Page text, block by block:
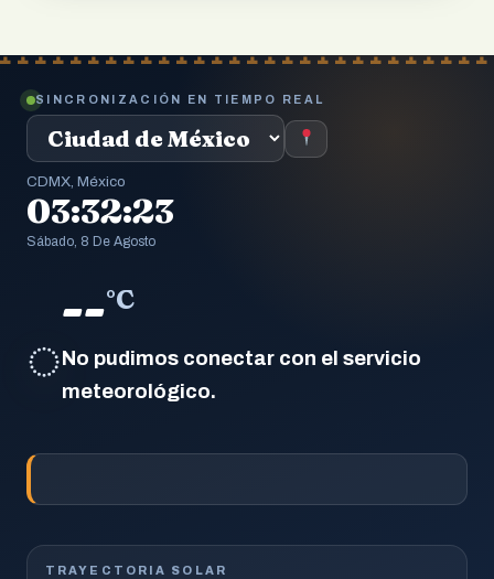
SINCRONIZACIÓN EN TIEMPO REAL
CDMX, México
03:32:24
Sábado, 8 De Agosto
◌
--°C
No pudimos conectar con el servicio
meteorológico.
TRAYECTORIA SOLAR